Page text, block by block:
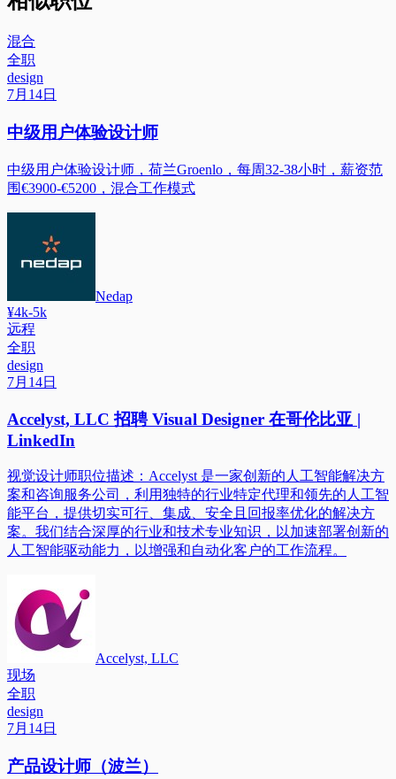
混合
全职
design
7月14日
中级用户体验设计师
中级用户体验设计师，荷兰Groenlo，每周32-38小时，薪资范
围€3900-€5200，混合工作模式
Nedap
¥4k-5k
远程
全职
design
7月14日
Accelyst, LLC 招聘 Visual Designer 在哥伦比亚 |
LinkedIn
视觉设计师职位描述：Accelyst 是一家创新的人工智能解决方
案和咨询服务公司，利用独特的行业特定代理和领先的人工智
能平台，提供切实可行、集成、安全且回报率优化的解决方
案。我们结合深厚的行业和技术专业知识，以加速部署创新的
人工智能驱动能力，以增强和自动化客户的工作流程。
Accelyst, LLC
现场
全职
design
7月14日
产品设计师（波兰）